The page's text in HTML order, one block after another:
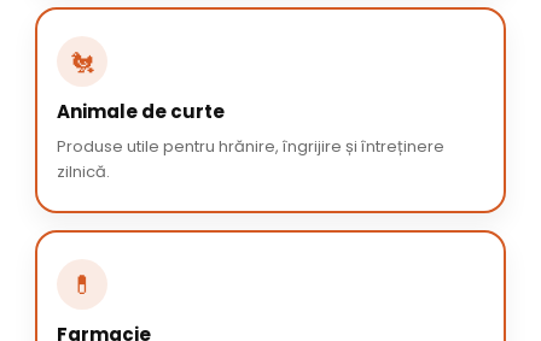
🐔
Animale de curte
Produse utile pentru hrănire, îngrijire și întreținere
zilnică.
💊
Farmacie